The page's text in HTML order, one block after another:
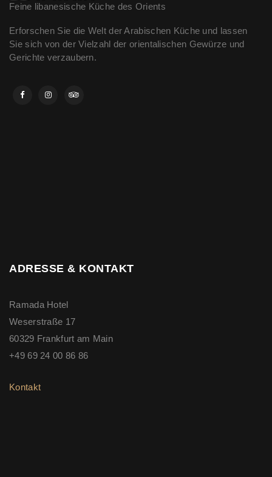
Feine libanesische Küche des Orients
Erforschen Sie die Welt der Arabischen Küche und lassen
Sie sich von der Vielzahl der orientalischen Gewürze und
Gerichte verzaubern.
ADRESSE & KONTAKT
Ramada Hotel
Weserstraße 17
60329 Frankfurt am Main
+49 69 24 00 86 86
Kontakt